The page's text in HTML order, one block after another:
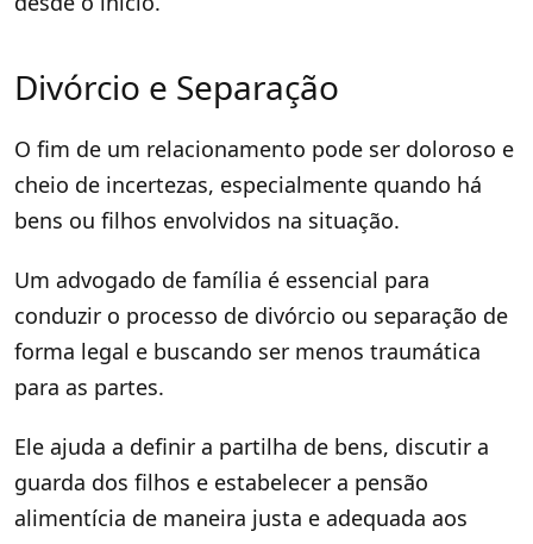
Divórcio e Separação
O fim de um relacionamento pode ser doloroso e
cheio de incertezas, especialmente quando há
bens ou filhos envolvidos na situação.
Um advogado de família é essencial para
conduzir o processo de divórcio ou separação de
forma legal e buscando ser menos traumática
para as partes.
Ele ajuda a definir a partilha de bens, discutir a
guarda dos filhos e estabelecer a pensão
alimentícia de maneira justa e adequada aos